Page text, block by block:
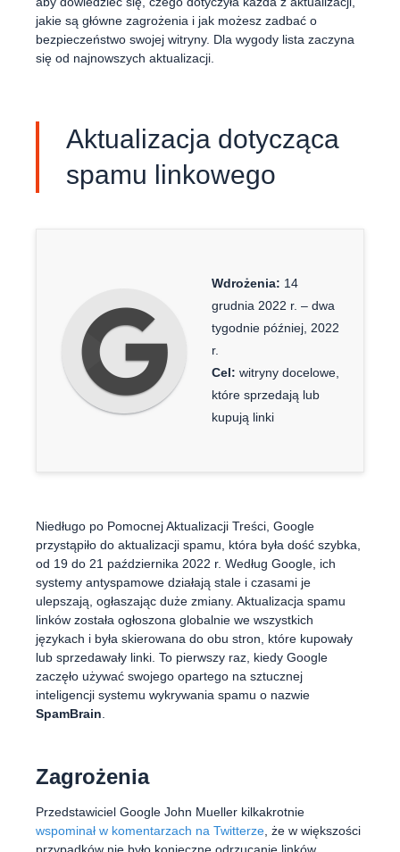
jakie są główne zagrożenia i jak możesz zadbać o
bezpieczeństwo swojej witryny. Dla wygody lista zaczyna
się od najnowszych aktualizacji.
Aktualizacja dotycząca
spamu linkowego
Wdrożenia: 14
grudnia 2022 r. – dwa
tygodnie później, 2022
r.
Cel: witryny docelowe,
które sprzedają lub
kupują linki
Niedługo po Pomocnej Aktualizacji Treści, Google
przystąpiło do aktualizacji spamu, która była dość szybka,
od 19 do 21 października 2022 r. Według Google, ich
systemy antyspamowe działają stale i czasami je
ulepszają, ogłaszając duże zmiany. Aktualizacja spamu
linków została ogłoszona globalnie we wszystkich
językach i była skierowana do obu stron, które kupowały
lub sprzedawały linki. To pierwszy raz, kiedy Google
zaczęło używać swojego opartego na sztucznej
inteligencji systemu wykrywania spamu o nazwie
SpamBrain
Zagrożenia
Przedstawiciel Google John Mueller kilkakrotnie
wspominał w komentarzach na Twitterze , że w większości